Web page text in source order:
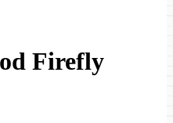
Firefly